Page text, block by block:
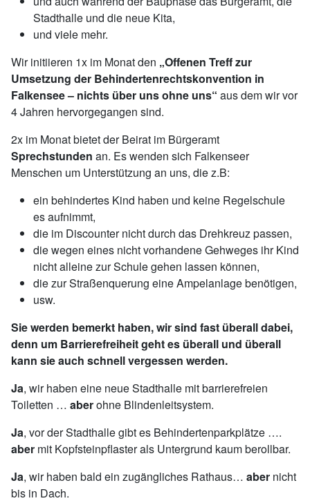
Stadthalle und die neue Kita,
und viele mehr.
Wir initiieren 1x im Monat den „Offenen Treff zur
Umsetzung der Behindertenrechtskonvention in
Falkensee – nichts über uns ohne uns“ aus dem wir vor
4 Jahren hervorgegangen sind.
2x im Monat bietet der Beirat im Bürgeramt
Sprechstunden an. Es wenden sich Falkenseer
Menschen um Unterstützung an uns, die z.B:
ein behindertes Kind haben und keine Regelschule
es aufnimmt,
die im Discounter nicht durch das Drehkreuz passen,
die wegen eines nicht vorhandene Gehweges ihr Kind
nicht alleine zur Schule gehen lassen können,
die zur Straßenquerung eine Ampelanlage benötigen,
usw.
Sie werden bemerkt haben, wir sind fast überall dabei,
denn um Barrierefreiheit geht es überall und überall
kann sie auch schnell vergessen werden.
Ja, wir haben eine neue Stadthalle mit barrierefreien
Toiletten … aberohne Blindenleitsystem.
Ja, vor der Stadthalle gibt es Behindertenparkplätze ….
aber mit Kopfsteinpflaster als Untergrund kaum berollbar.
Ja, wir haben bald ein zugängliches Rathaus… aber nicht
bis in Dach.